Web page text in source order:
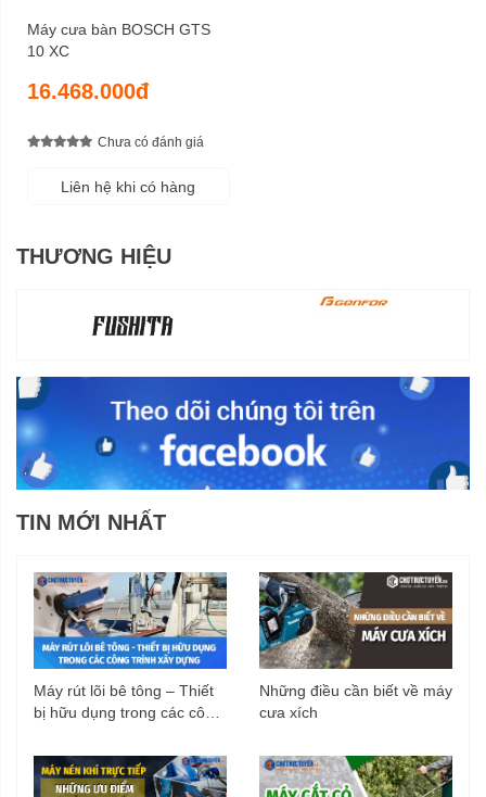
Máy cưa bàn BOSCH GTS
10 XC
16.468.000đ
Chưa có đánh giá
Liên hệ khi có hàng
THƯƠNG HIỆU
TIN MỚI NHẤT
Máy rút lõi bê tông – Thiết
bị hữu dụng trong các công
Những điều cần biết về máy
cưa xích